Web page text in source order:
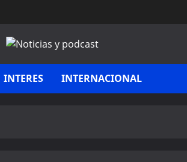
INTERES INTERNACIONAL